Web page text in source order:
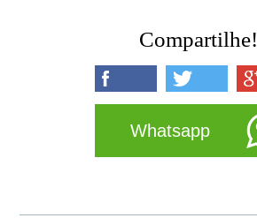
Compartilhe!
Whatsapp